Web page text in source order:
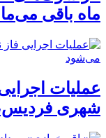
ماه باقی
عملیات
شهری